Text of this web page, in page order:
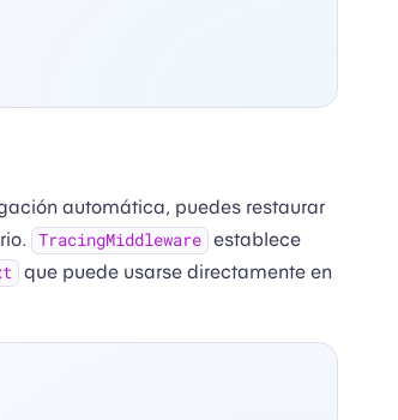
automática, puedes restaurar
TracingMiddleware establece
que puede usarse directamente en